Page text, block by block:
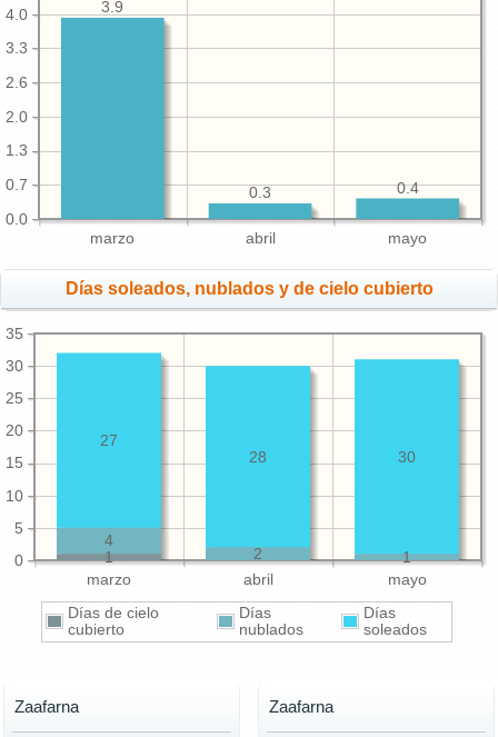
marzo abril mayo
0.0
0.7
1.3
2.0
2.6
3.3
4.0
0.4
0.3
3.9
Días soleados, nublados y de cielo cubierto
marzo abril mayo
0
5
10
15
20
25
30
35
1 1
2
4
30
28
27
Días de cielo
cubierto
Días
nublados
Días
soleados
Zaafarna Zaafarna